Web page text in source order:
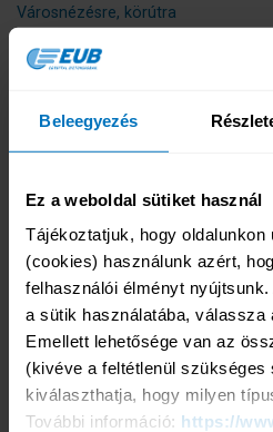
Beleegyezés
Ez a weboldal sütiket használ
Tájékoztatjuk, hogy
(cookies) használunk azért,
felhasználói élményt
a sütik használatába, válassza
Emellett lehetősége van az
(kivéve a feltétlenül szükséges
kiválaszthatja, hogy milyen
További információ: https://
Városnézésre, körútra
Búvárkodás
Hajós körút
Üzleti út
30 éven aluli diákoknak
Útlemondási biztosítás
Belföldi utazásra
Kárbejelentés
Kárbejelentés
Kárrendezési tájékoztató
24 órás segítségnyújtás